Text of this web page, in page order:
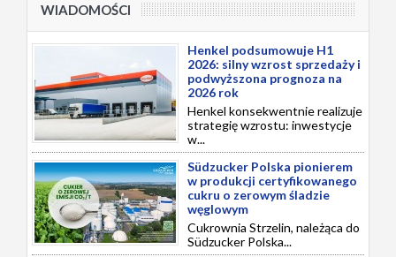
WIADOMOŚCI
Henkel podsumowuje H1
2026: silny wzrost sprzedaży i
podwyższona prognoza na
2026 rok
Henkel konsekwentnie realizuje
strategię wzrostu: inwestycje
w...
Südzucker Polska pionierem
w produkcji certyfikowanego
cukru o zerowym śladzie
węglowym
Cukrownia Strzelin, należąca do
Südzucker Polska...